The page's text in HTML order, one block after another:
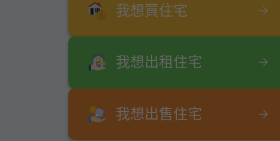
我想買住宅
我想出租住宅
我想出售住宅